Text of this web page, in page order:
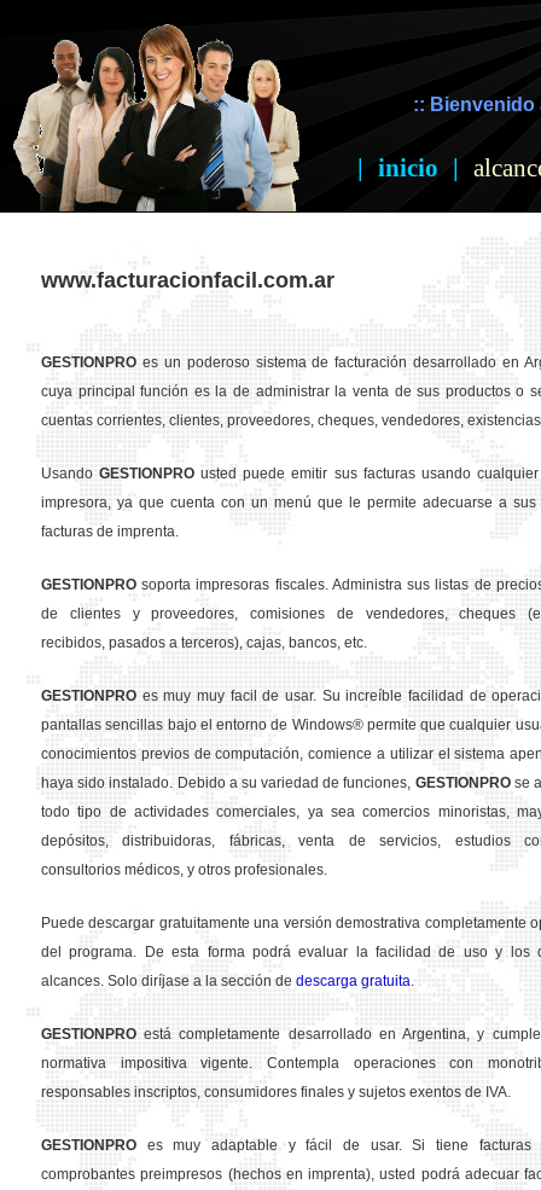
:: Bienvenido
| inicio |
www.facturacionfacil.com.ar
GESTION PRO es un poderoso sistema de facturación desarrollado en
cuya principal función es la de administrar la venta de sus productos o
cuentas corrientes, clientes, proveedores, cheques, vendedores,
Usando GESTION PRO usted puede emitir sus facturas usando
impresora, ya que cuenta con un menú que le permite adecuarse a sus
facturas de imprenta.
GESTION PRO soporta impresoras fiscales. Administra sus listas de
de clientes y proveedores, comisiones de vendedores, cheques
recibidos, pasados a terceros), cajas, bancos, etc.
GESTION PRO es muy muy facil de usar. Su increíble facilidad de
pantallas sencillas bajo el entorno de Windows® permite que cualquier
conocimientos previos de computación, comience a utilizar el sistema
haya sido instalado. Debido a su variedad de funciones, GESTION PROse
todo tipo de actividades comerciales, ya sea comercios minoristas,
depósitos, distribuidoras, fábricas, venta de servicios, estudios
consultorios médicos, y otros profesionales.
Puede descargar gratuitamente una versión demostrativa completamente
del programa. De esta forma podrá evaluar la facilidad de uso y los
alcances. Solo diríjase a la sección de descarga gratuita.
GESTION PRO está completamente desarrollado en Argentina, y
normativa impositiva vigente. Contempla operaciones con
responsables inscriptos, consumidores finales y sujetos exentos de IVA.
GESTION PRO es muy adaptable y fácil de usar. Si tiene facturas
comprobantes preimpresos (hechos en imprenta), usted podrá adecuar